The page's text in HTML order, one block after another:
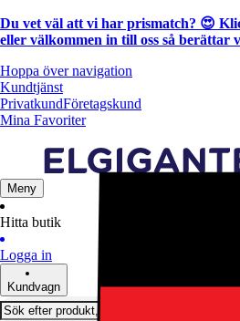
Du vet väl att vi har prismatch? 😍
eller välkommen in till oss så berättar
Hoppa över navigation
Kundtjänst
PrivatkundFöretagskund
Mina Favoriter
Meny
Hitta butik
Logga in
Kundvagn